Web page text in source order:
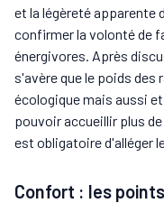
et la légèreté apparente
confirmer la volonté de
énergivores. Après
s'avère que le poids des
écologique mais aussi
pouvoir accueillir plus
est obligatoire d'alléger
Confort : les